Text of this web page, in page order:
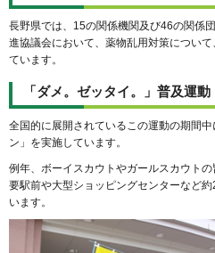
長野県では、15の関係機関及び46の関係
進協議会において、薬物乱用対策につい
ています。
「ダメ。ゼッタイ。」普及運動
全国的に展開されているこの運動の期間
ン」を実施しています。
例年、ボーイスカウトやガールスカウト
要駅前や大型ショッピングセンターなど
います。